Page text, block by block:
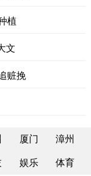
植
文
赃挽
厦门 漳州
娱乐 体育